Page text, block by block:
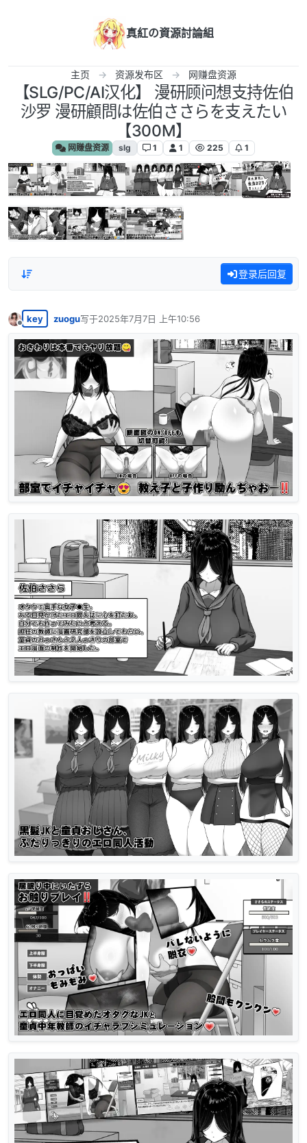
真紅の資源討論組
主页 资源发布区 网赚盘资源
【SLG/PC/AI汉化】 漫研顾问想支持佐伯
沙罗 漫研顧問は佐伯ささらを支えたい
【300M】
网赚盘资源 slg 1 1 225 1
登录后回复
离线
key zuogu写于2025年7月7日 上午10:56
最后由 编辑